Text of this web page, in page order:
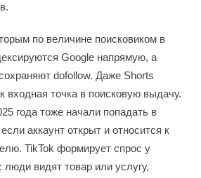
по величине поисковиком в
Google напрямую, а
dofollow. Даже Shorts
входная точка в поисковую выдачу.
года тоже начали попадать в
аккаунт открыт и относится к
TikTok формирует спрос у
видят товар или услугу,